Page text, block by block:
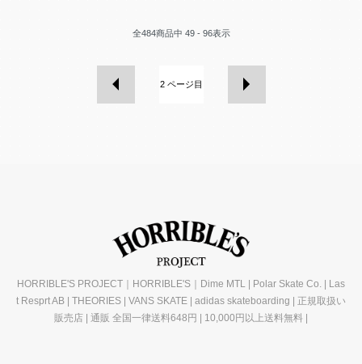
全484商品中 49 - 96表示
2 ページ目
HORRIBLE'S PROJECT｜HORRIBLE'S｜Dime MTL | Polar Skate Co. | Las
t Resprt AB | THEORIES | VANS SKATE | adidas skateboarding | 正規取扱い
販売店 | 通販 全国一律送料648円 | 10,000円以上送料無料 |